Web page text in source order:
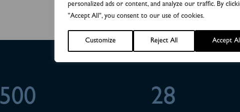
personalized ads or content, and analyze our traffic. By
"Accept All", you consent to our use of cookies.
Customize Reject All Accept
28